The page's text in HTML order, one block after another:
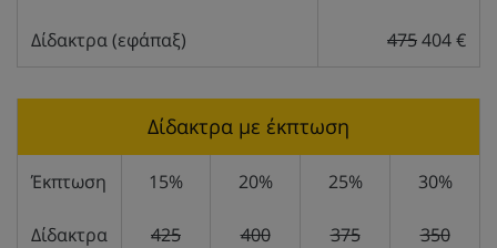
Δίδακτρα (εφάπαξ) 475404 €
Δίδακτρα με έκπτωση
Έκπτωση 15% 20% 25% 30%
Δίδακτρα
425
400
375
350